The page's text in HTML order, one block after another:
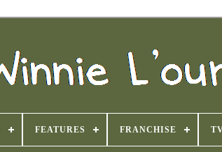
FEATURES FRANCHISE